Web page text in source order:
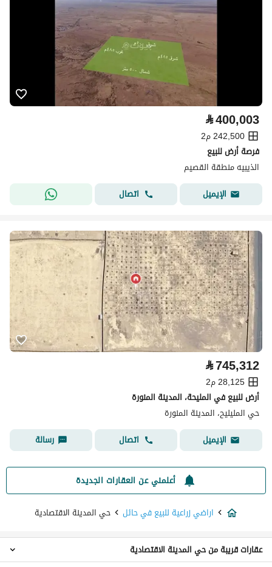
⃁400,003
242,500 م2
فرصة أرض للبيع
الذيبيه منطقة القصيم
الإيميل
اتصال
⃁745,312
28,125 م2
أرض للبيع في المليحة، المدينة المنورة
حي المليليح، المدينة المنورة
الإيميل
اتصال رسالة
أعلمني عن العقارات الجديدة
اراضي زراعية للبيع في حائل
حي المدينة الاقتصادية
عقارات قريبة من حي المدينة الاقتصادية